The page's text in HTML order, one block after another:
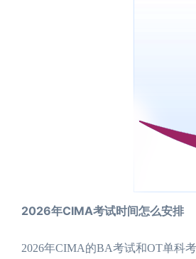
2026年CIMA考试时间怎么安排
2026年CIMA的BA考试和OT单科